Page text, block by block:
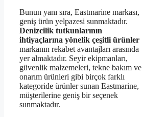
Bunun yanı sıra, Eastmarine markası,
geniş ürün yelpazesi sunmaktadır.
Denizcilik tutkunlarının
ihtiyaçlarına yönelik çeşitli ürünler
markanın rekabet avantajları arasında
yer almaktadır. Seyir ekipmanları,
güvenlik malzemeleri, tekne bakım ve
onarım ürünleri gibi birçok farklı
kategoride ürünler sunan Eastmarine,
müşterilerine geniş bir seçenek
sunmaktadır.